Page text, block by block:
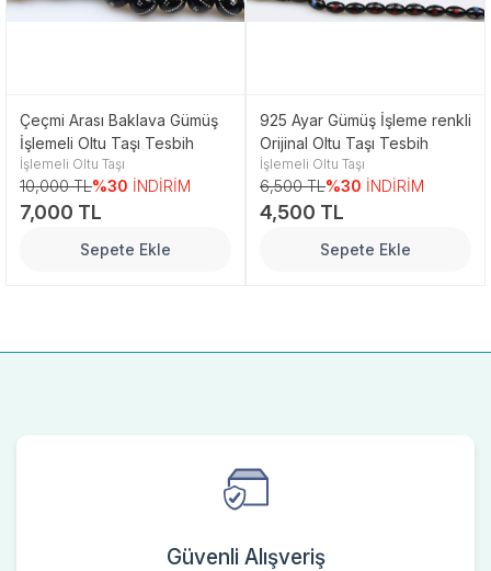
Çeçmi Arası Baklava Gümüş
İşlemeli Oltu Taşı Tesbih
İşlemeli Oltu Taşı
10,000 TL%30 İNDİRİM
7,000 TL
Sepete Ekle
925 Ayar Gümüş İşleme renkli
Orijinal Oltu Taşı Tesbih
İşlemeli Oltu Taşı
6,500 TL%30 İNDİRİM
4,500 TL
Sepete Ekle
Güvenli Alışveriş